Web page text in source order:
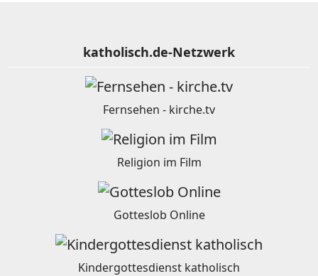
katholisch.de-Netzwerk
Fernsehen - kirche.tv
Religion im Film
Gotteslob Online
Kindergottesdienst katholisch